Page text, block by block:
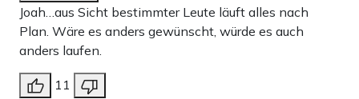
Joah…aus Sicht bestimmter Leute läuft alles nach
Plan. Wäre es anders gewünscht, würde es auch
anders laufen.
11